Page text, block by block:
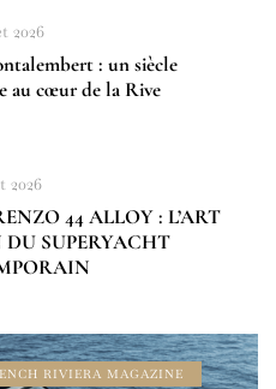
2026
: un siècle
au cœur de la Rive
2026
44 ALLOY : L’ART
SUPERYACHT
RIVIERA MAGAZINE